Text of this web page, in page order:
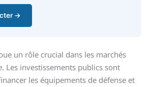
→
un rôle crucial dans les marchés
Les investissements publics sont
les équipements de défense et